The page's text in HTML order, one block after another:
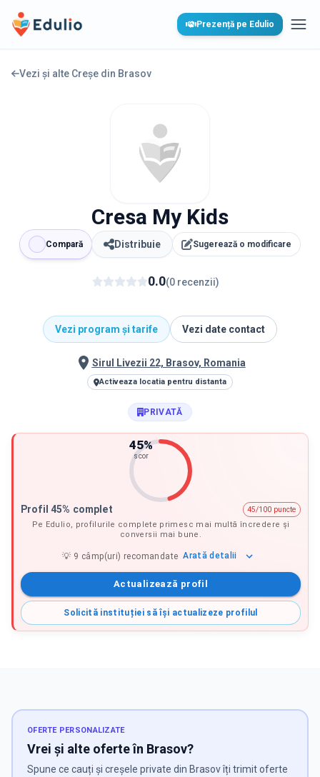
Edulio Prezență pe Edulio
Vezi și alte Creșe din Brasov
Cresa My Kids
Compară Distribuie Sugerează o modificare
0.0(0 recenzii)
Vezi program și tarife Vezi date contact
Sirul Livezii 22, Brasov, Romania
Activeaza locatia pentru distanta
PRIVATĂ
45%
scor
Profil 45% complet
45/100 puncte
Pe Edulio, profilurile complete primesc mai multă încredere și
conversii mai bune.
💡 9 câmp(uri) recomandate Arată detalii
Actualizează profil
Solicită instituției să își actualizeze profilul
OFERTE PERSONALIZATE
Vrei și alte oferte în Brasov?
Spune ce cauți și creșele private din Brasov îți trimit oferte